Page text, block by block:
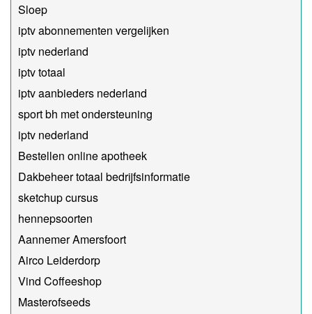
Sloep
iptv abonnementen vergelijken
iptv nederland
iptv totaal
iptv aanbieders nederland
sport bh met ondersteuning
iptv nederland
Bestellen online apotheek
Dakbeheer totaal bedrijfsinformatie
sketchup cursus
hennepsoorten
Aannemer Amersfoort
Airco Leiderdorp
Vind Coffeeshop
Masterofseeds